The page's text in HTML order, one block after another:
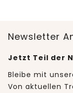
Newsletter
Jetzt Teil der
Bleibe mit
Von aktuellen